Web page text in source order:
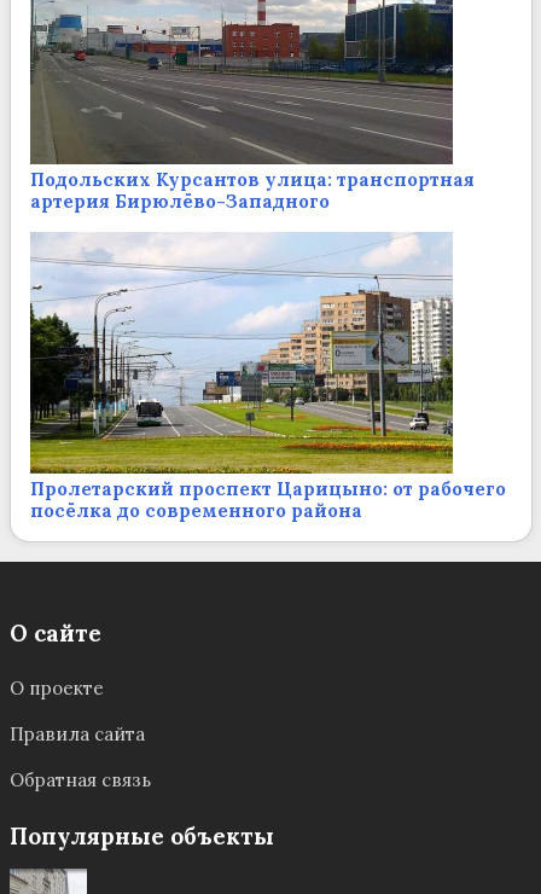
Подольских Курсантов улица: транспортная
артерия Бирюлёво-Западного
Пролетарский проспект Царицыно: от рабочего
посёлка до современного района
О сайте
О проекте
Правила сайта
Обратная связь
Популярные объекты